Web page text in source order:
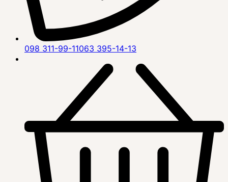
098 311-99-11063 395-14-13